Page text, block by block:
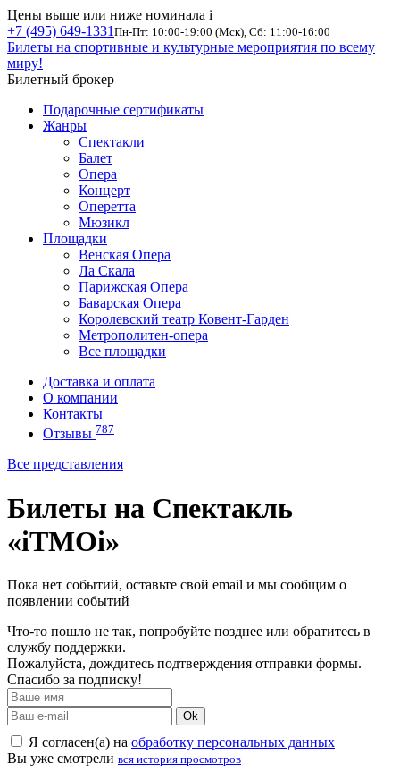
Цены выше или ниже номинала i
+7 (495) 649-1331 Пн-Пт: 10:00-19:00 (Мск), Сб: 11:00-16:00
Билеты на спортивные и культурные мероприятия по всему
миру!
Билетный брокер
Подарочные сертификаты
Жанры
Спектакли
Балет
Опера
Концерт
Оперетта
Мюзикл
Площадки
Венская Опера
Ла Скала
Парижская Опера
Баварская Опера
Королевский театр Ковент-Гарден
Метрополитен-опера
Все площадки
Доставка и оплата
О компании
Контакты
Отзывы 787
Все представления
Билеты на Спектакль
«iTMOi»
Пока нет событий, оставьте свой email и мы сообщим о
появлении событий
Что-то пошло не так, попробуйте позднее или обратитесь в
службу поддержки.
Пожалуйста, дождитесь подтверждения отправки формы.
Спасибо за подписку!
Ok
Я согласен(а) на обработку персональных данных
Вы уже смотрели вся история просмотров